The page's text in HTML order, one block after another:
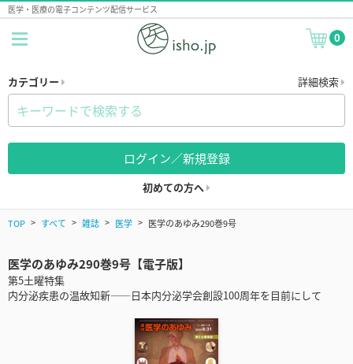
医学・医療の電子コンテンツ配信サービス
0
カテゴリー 詳細検索
ログイン／新規登録
初めての方へ
TOP すべて 雑誌 医学 医学のあゆみ290巻9号
医学のあゆみ290巻9号【電子版】
第5土曜特集
内分泌疾患の温故知新――日本内分泌学会創設100周年を目前にして